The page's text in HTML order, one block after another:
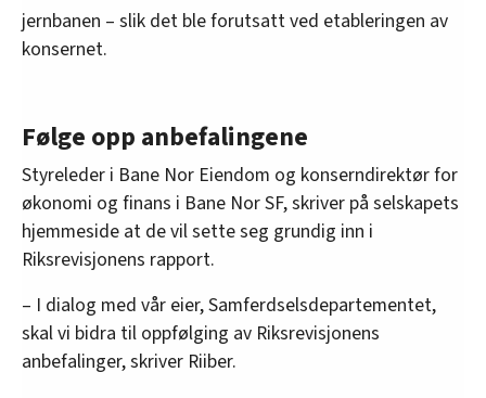
jernbanen – slik det ble forutsatt ved etableringen av
konsernet.
Følge opp anbefalingene
Styreleder i Bane Nor Eiendom og konserndirektør for
økonomi og finans i Bane Nor SF, skriver på selskapets
hjemmeside at de vil sette seg grundig inn i
Riksrevisjonens rapport.
– I dialog med vår eier, Samferdselsdepartementet,
skal vi bidra til oppfølging av Riksrevisjonens
anbefalinger, skriver Riiber.